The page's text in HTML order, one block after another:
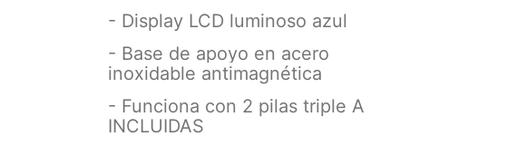
- Display LCD luminoso azul
- Base de apoyo en acero
inoxidable antimagnética
- Funciona con 2 pilas triple A
INCLUIDAS